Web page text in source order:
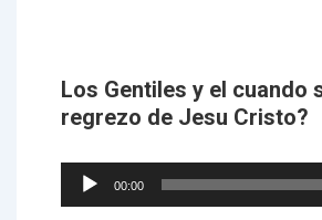
Los Gentiles y el cuando
regrezo de Jesu Cristo?
Audio
Player
00:00